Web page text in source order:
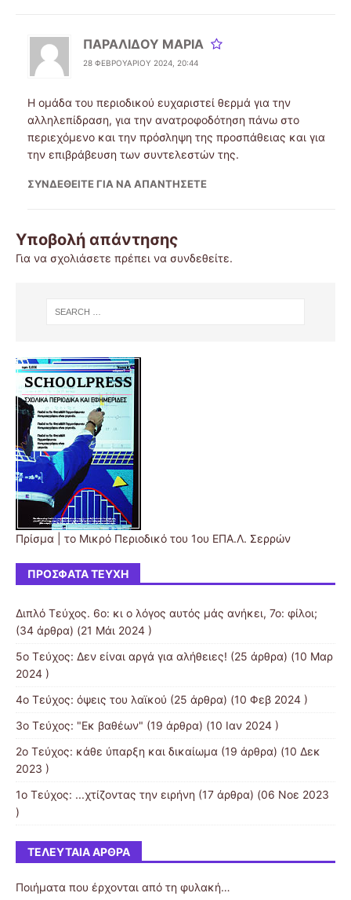
ΠΑΡΑΛΙΔΟΥ ΜΑΡΙΑ
28 ΦΕΒΡΟΥΑΡΊΟΥ 2024, 20:44
Η ομάδα του περιοδικού ευχαριστεί θερμά για την
αλληλεπίδραση, για την ανατροφοδότηση πάνω στο
περιεχόμενο και την πρόσληψη της προσπάθειας και για
την επιβράβευση των συντελεστών της.
ΣΥΝΔΕΘΕΊΤΕ ΓΙΑ ΝΑ ΑΠΑΝΤΉΣΕΤΕ
Υποβολή απάντησης
Για να σχολιάσετε πρέπει να συνδεθείτε.
Πρίσμα | το Μικρό Περιοδικό του 1ου ΕΠΑ.Λ. Σερρών
ΠΡΌΣΦΑΤΑ ΤΕΎΧΗ
Διπλό Τεύχος. 6ο: κι ο λόγος αυτός μάς ανήκει, 7ο: φίλοι;
(34 άρθρα) (21 Μάι 2024 )
5o Τεύχος: Δεν είναι αργά για αλήθειες! (25 άρθρα) (10 Μαρ
2024 )
4ο Τεύχος: όψεις του λαϊκού (25 άρθρα) (10 Φεβ 2024 )
3o Τεύχος: "Εκ βαθέων" (19 άρθρα) (10 Ιαν 2024 )
2ο Τεύχος: κάθε ύπαρξη και δικαίωμα (19 άρθρα) (10 Δεκ
2023 )
1ο Τεύχος: ...χτίζοντας την ειρήνη (17 άρθρα) (06 Νοε 2023
)
ΤΕΛΕΥΤΑΊΑ ΆΡΘΡΑ
Ποιήματα που έρχονται από τη φυλακή…